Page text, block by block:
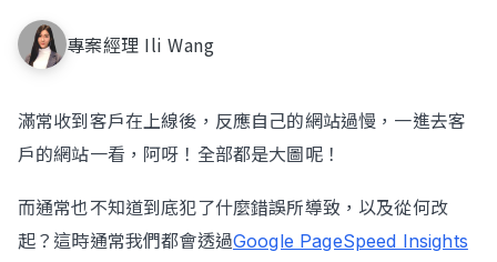
架設流程
執行報告 / 策略解析
數位成長與技術專欄
專案經理 Ili Wang
滿常收到客戶在上線後，反應自己的網站過慢，一進去客
戶的網站一看，阿呀！全部都是大圖呢！
而通常也不知道到底犯了什麼錯誤所導致，以及從何改
起？這時通常我們都會透過Google PageSpeed Insights